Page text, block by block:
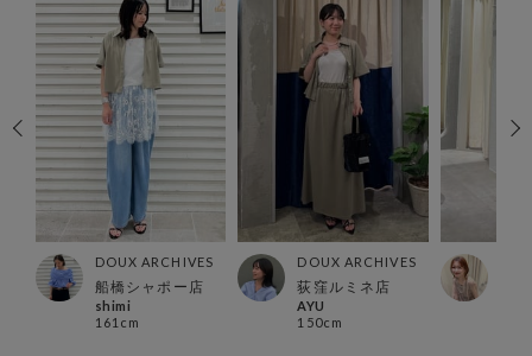
DOUX ARCHIVES
船橋シャポー店
shimi
161cm
DOUX ARCHIVES
荻窪ルミネ店
AYU
150cm